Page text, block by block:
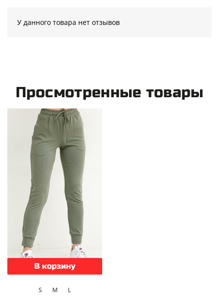
У данного товара нет отзывов
Просмотренные товары
В корзину
S M L